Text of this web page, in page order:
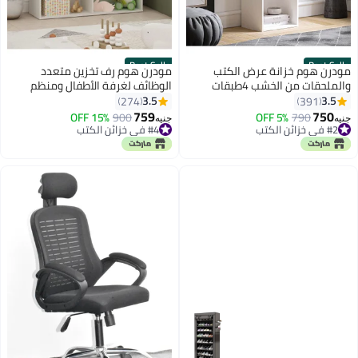
Best Seller
مودرن هوم خزانة عرض الكتب
والملحقات من الخشب 4طبقات
ابيض3.5
391
جنيه750
790
5% OFF
#2 في خزائن الكتب
#2 في خزائن الكتب
Best Seller
مودرن هوم رف تخزين متعدد
الوظائف لغرفة الأطفال ومنظم
مكتب للألعاب والكتب واللوازم
المكتبية بتصميم عصري باللون
الأبيض
3.5
274
جنيه759
900
15% OFF
#4 في خزائن الكتب
#4 في خزائن الكتب